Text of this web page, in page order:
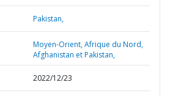
Pakistan,
Moyen-Orient, Afrique du Nord,
Afghanistan et Pakistan,
2022/12/23